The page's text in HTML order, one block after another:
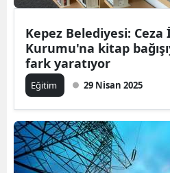
Kepez Belediyesi: Ceza
Kurumu'na kitap
fark yaratıyor
Eğitim 29 Nisan 2025